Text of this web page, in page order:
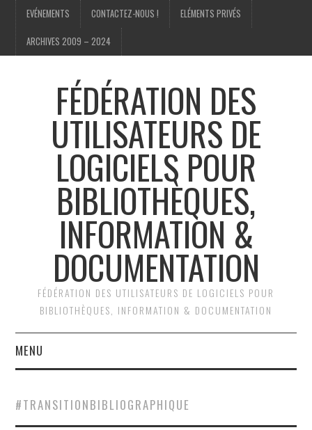
EVÉNEMENTS CONTACTEZ-NOUS ! ELÉMENTS PRIVÉS
ARCHIVES 2009 – 2024
FÉDÉRATION DES
UTILISATEURS DE
LOGICIELS POUR
BIBLIOTHÈQUES,
INFORMATION &
DOCUMENTATION
FÉDÉRATION DES UTILISATEURS DE LOGICIELS POUR
BIBLIOTHÈQUES, INFORMATION & DOCUMENTATION
MENU
QUI SOMMES-NOUS ?
#TRANSITIONBIBLIOGRAPHIQUE